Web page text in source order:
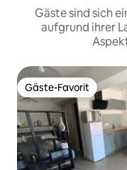
Gäste sind sich
aufgrund ihrer
Gäste-Favorit
Gäste-Favorit